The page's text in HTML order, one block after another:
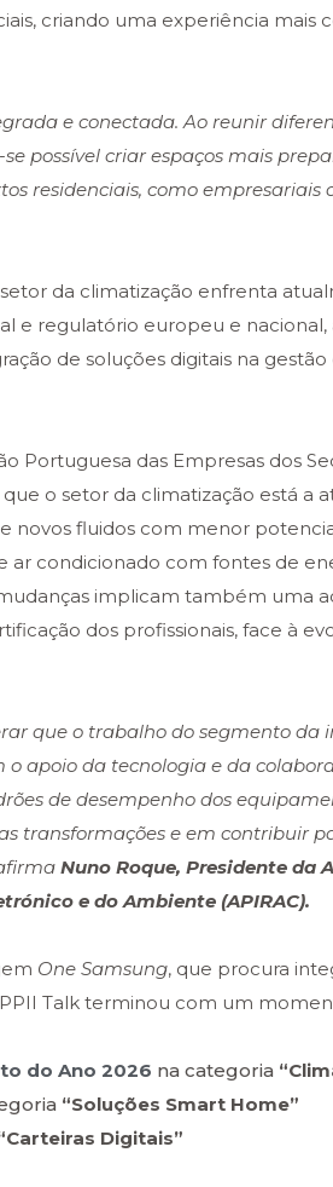
criando uma experiência mais
e conectada. Ao reunir
possível criar espaços mais
residenciais, como empresariais
da climatização enfrenta
e regulatório europeu e nacional,
de soluções digitais na gestão
Portuguesa das Empresas dos
o setor da climatização está a
novos fluidos com menor
ar condicionado com fontes de
implicam também uma
dos profissionais, face à
que o trabalho do segmento da
apoio da tecnologia e da
de desempenho dos
transformações e em contribuir
Nuno Roque, Presidente da
e do Ambiente (APIRAC).
One Samsung, que procura
Talk terminou com um
do Ano 2026 na categoria
“Soluções Smart Home”
Digitais”